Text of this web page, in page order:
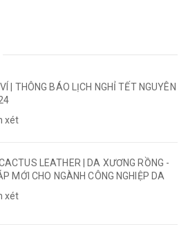
| THÔNG BÁO LỊCH NGHỈ TẾT NGUYÊN
xét
LEATHER | DA XƯƠNG RỒNG -
MỚI CHO NGÀNH CÔNG NGHIỆP DA
xét